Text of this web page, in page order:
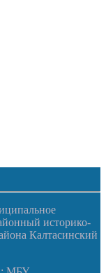
историко-
Калтасинский